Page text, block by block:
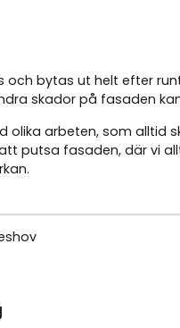
och bytas ut helt efter
skador på fasaden
olika arbeten, som
putsa fasaden, där vi